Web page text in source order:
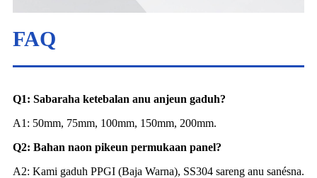
FAQ
Q1: Sabaraha ketebalan anu anjeun gaduh?
A1: 50mm, 75mm, 100mm, 150mm, 200mm.
Q2: Bahan naon pikeun permukaan panel?
A2: Kami gaduh PPGI (Baja Warna), SS304 sareng anu sanésna.